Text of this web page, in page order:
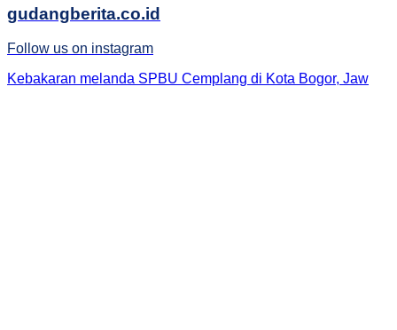
gudangberita.co.id
Follow us on instagram
Kebakaran melanda SPBU Cemplang di Kota Bogor, Jaw